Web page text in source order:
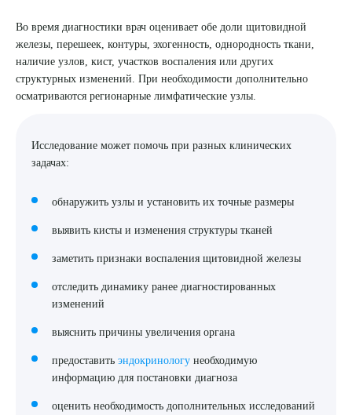
Во время диагностики врач оценивает обе доли щитовидной
железы, перешеек, контуры, эхогенность, однородность ткани,
наличие узлов, кист, участков воспаления или других
структурных изменений. При необходимости дополнительно
осматриваются регионарные лимфатические узлы.
Исследование может помочь при разных клинических
задачах:
обнаружить узлы и установить их точные размеры
выявить кисты и изменения структуры тканей
заметить признаки воспаления щитовидной железы
отследить динамику ранее диагностированных
изменений
выяснить причины увеличения органа
предоставитьэндокринологу необходимую
информацию для постановки диагноза
оценить необходимость дополнительных исследований